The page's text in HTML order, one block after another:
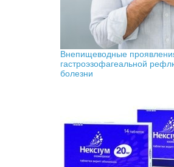
Внепищеводные
гастроэзофагеальной
болезни